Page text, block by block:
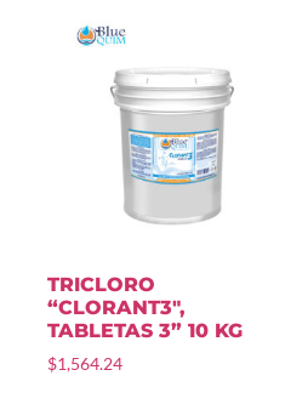
TRICLORO
“CLORANT3″,
TABLETAS 3” 10 KG
$1,564.24